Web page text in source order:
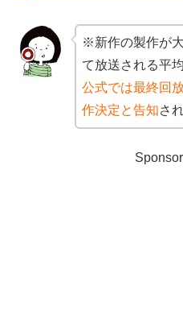
※新作の製作が
て放送される平
公式では最終回
作決定と告知さ